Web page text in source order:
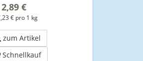
2,89 €
€ pro 1 kg
zum Artikel
Schnellkauf